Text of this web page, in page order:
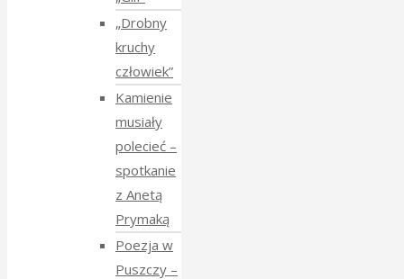
„Drobny
kruchy
człowiek”
Kamienie
musiały
polecieć –
spotkanie
z Anetą
Prymaką
Poezja w
Puszczy –